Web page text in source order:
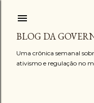
BLOG DA
Uma crônica semanal
ativismo e regulação no